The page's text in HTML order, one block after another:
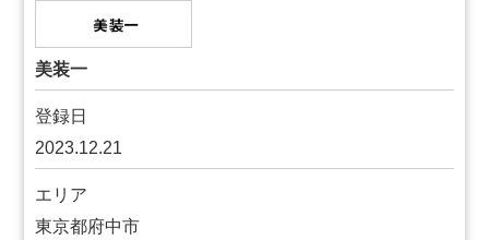
美装一
登録日
2023.12.21
エリア
東京都府中市